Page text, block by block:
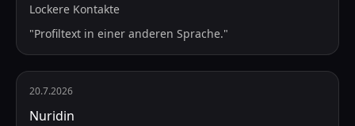
Lockere Kontakte
"Profiltext in einer anderen Sprache."
20.7.2026
Nuridin